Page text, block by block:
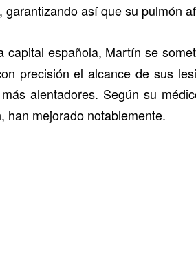
garantizando así que su pulmón
capital española, Martín se
precisión el alcance de sus
alentadores. Según su
han mejorado notablemente.